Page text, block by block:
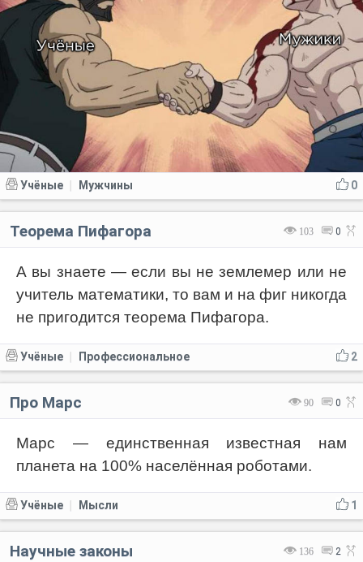
0
Учёные Мужчины
103 0
Теорема Пифагора
А вы знаете — если вы не землемер или не
учитель математики, то вам и на фиг никогда
не пригодится теорема Пифагора.
2
Учёные Профессиональное
90 0
Про Марс
Марс — единственная известная нам
планета на 100% населённая роботами.
1
Учёные Мысли
136 2
Научные законы